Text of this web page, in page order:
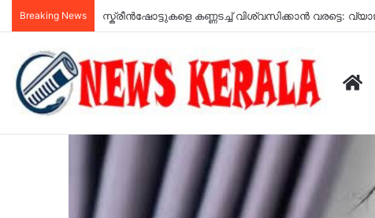
Breaking News മൂന്നാറിൽ തോട്ടം മേൽനോട്ടക്കാരന്റെ ഓട്ടോറിക്ഷ തീവെച്ച്